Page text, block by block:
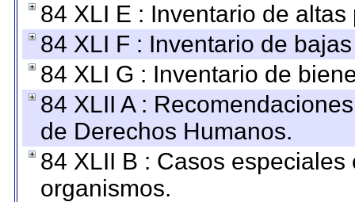
84 XLI E : Inventario de
84 XLI F : Inventario de
84 XLI G : Inventario de
84 XLII A :
de Derechos Humanos.
84 XLII B : Casos
organismos.